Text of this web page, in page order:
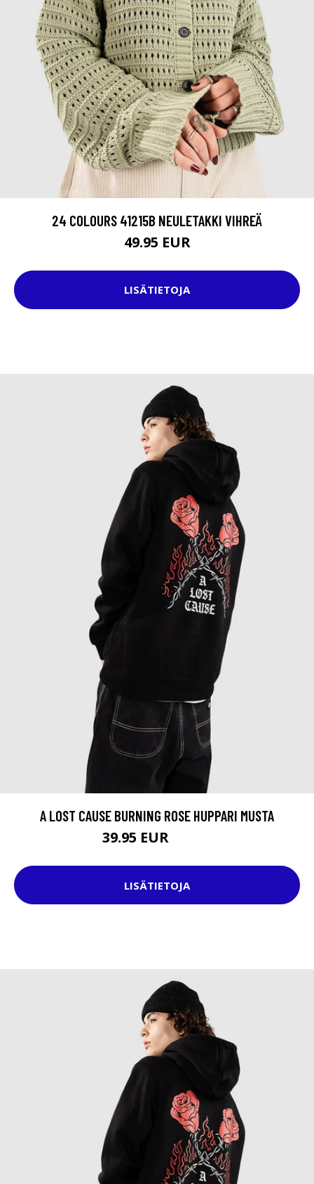
24 COLOURS 41215B NEULETAKKI VIHREÄ
49.95 EUR
LISÄTIETOJA
A LOST CAUSE BURNING ROSE HUPPARI MUSTA
39.95 EUR
LISÄTIETOJA